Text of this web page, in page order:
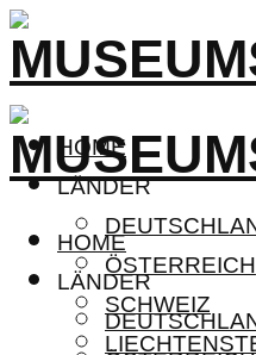
HOME
LÄNDER
ÖSTERREICH
SCHWEIZ
HOME
LÄNDER